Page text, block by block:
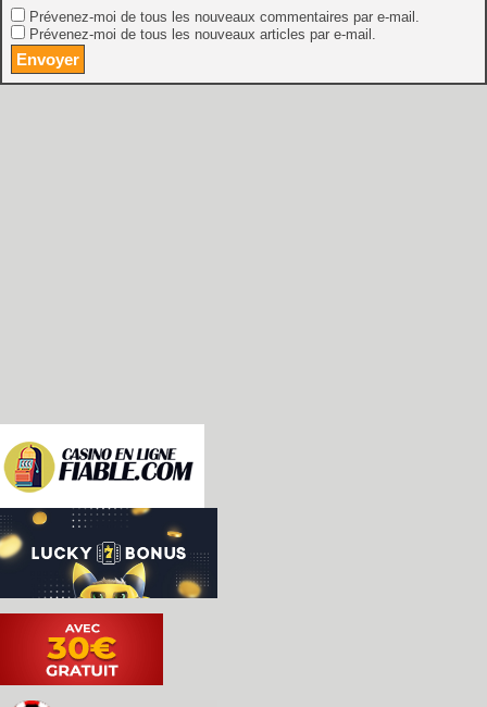
Prévenez-moi de tous les nouveaux commentaires par e-mail.
Prévenez-moi de tous les nouveaux articles par e-mail.